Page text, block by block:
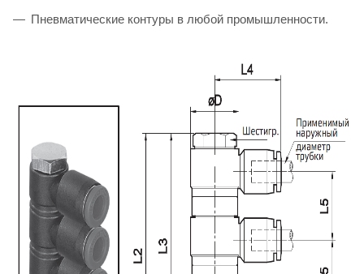
Пневматические контуры в любой промышленности.